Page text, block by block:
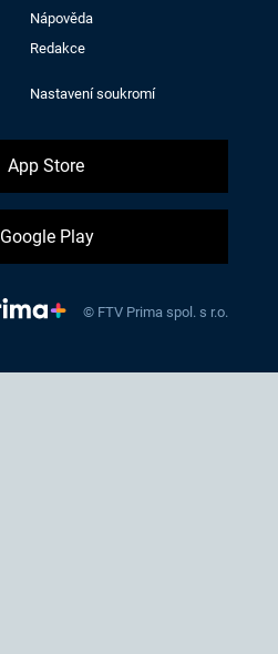
Nápověda
Redakce
Nastavení soukromí
App Store
Google Play
© FTV Prima spol. s r.o.